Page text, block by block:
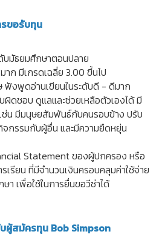
ขอรับทุน
บมัธยมศึกษาตอนปลาย
ก มีเกรดเฉลี่ย 3.00 ขึ้นไป
ฟังพูดอ่านเขียนในระดับดี - ดีมาก
ดชอบ ดูแลและช่วยเหลือตัวเองได้ มี
ช่น มีมนุษยสัมพันธ์กับคนรอบข้าง ปรับ
กรรมกับผู้อื่น และมีความยืดหยุ่น
Statement ของผู้ปกครอง หรือ
เรียน ที่มีจำนวนเงินครอบคลุมค่าใช้จ่าย
า เพื่อใช้ในการยื่นขอวีซ่าได้
ผู้สมัครทุน Bob Simpson